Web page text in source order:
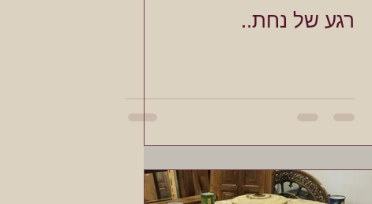
רגע של נחת..